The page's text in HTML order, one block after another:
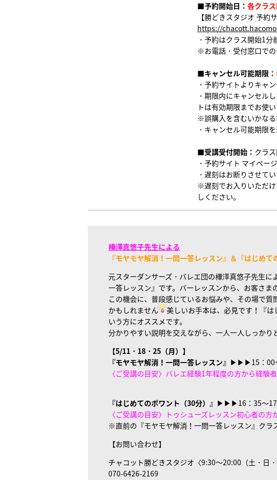
■予約開始日： 各クラ
【勝どきスタジオ 予約サ
https://
・予約はクラス開始1分
※お電話・受付窓口での
■キャンセル可能期限：
・予約サイトよりキャ
・期限内にキャンセル
トは有効期限までお使い
※誤購入を含むいかなる
・キャンセル可能期限
■受講受付開始： クラ
・予約サイト マイペー
・遅刻はお断りさせて
※遅刻でお入りいただ
しください。
樺澤真悠子先生による
『モヤモヤ解消！一問一答レッスン』＆『はじめて
元スターダンサーズ・バレエ団の樺澤真悠子先生
一答レッスン』です。バーレッスンから、お客さ
この機会に、普段感じているお悩みや、その場で
かもしれません
美しいお手本は、必見です！『
いう方にオススメです。
分かりやすい説明を交えながら、一人一人しっか
【5/11・18・25（月）】
『モヤモヤ解消！一問一答レッスン』 ▶▶▶15：00
〈ご受講の目安〉バレエ経験1年程度の方から経験
『はじめてのポワント（30分）』 ▶▶▶ 16：35～
〈ご受講の目安〉トゥシューズレッスン初心者の方
※直前の『モヤモヤ解消！一問一答レッスン』クラ
【お問い合わせ】
チャコット勝どきスタジオ〈9:30～20:00（土・日・
070-6426-2169